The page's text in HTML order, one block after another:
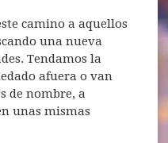
camino a aquellos
una nueva
Tendamos la
afuera o van
de nombre, a
unas mismas